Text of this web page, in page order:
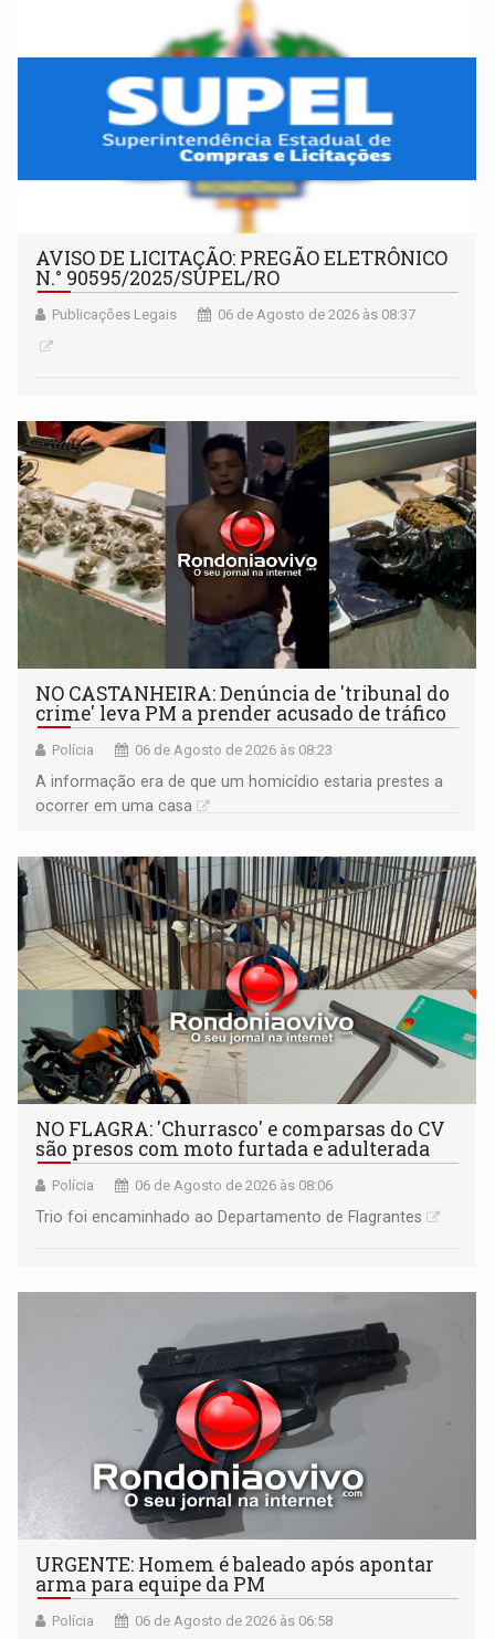
AVISO DE LICITAÇÃO: PREGÃO ELETRÔNICO
N.° 90595/2025/SUPEL/RO
Publicações Legais 06 de Agosto de 2026 às 08:37
NO CASTANHEIRA: ​Denúncia de 'tribunal do
crime' leva PM a prender acusado de tráfico
Polícia 06 de Agosto de 2026 às 08:23
A informação era de que um homicídio estaria prestes a
ocorrer em uma casa
NO FLAGRA: 'Churrasco' e comparsas do CV
são presos com moto furtada e adulterada
Polícia 06 de Agosto de 2026 às 08:06
Trio foi encaminhado ao Departamento de Flagrantes
URGENTE: Homem é baleado após apontar
arma para equipe da PM
Polícia 06 de Agosto de 2026 às 06:58